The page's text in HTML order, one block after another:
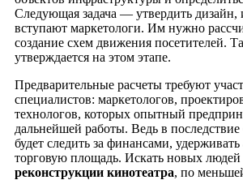
Следующая задача — утвердить дизайн,
вступают маркетологи. Им нужно
создание схем движения посетителей.
утверждается на этом этапе.
Предварительные расчеты требуют
специалистов: маркетологов,
технологов, которых опытный
дальнейшей работы. Ведь в
будет следить за финансами,
торговую площадь. Искать новых людей
реконструкции кинотеатра, по